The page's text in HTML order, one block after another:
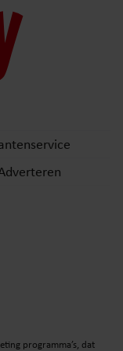
programma’s, dat